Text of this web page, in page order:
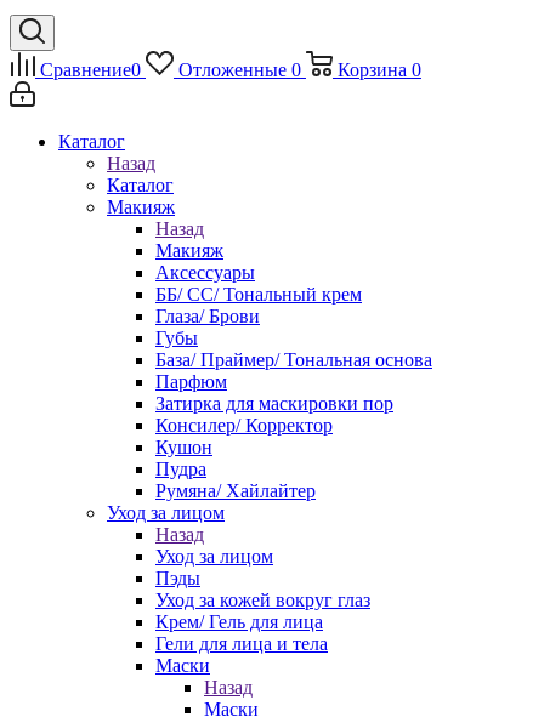
Сравнение0 Отложенные 0 Корзина 0
Каталог
Назад
Каталог
Макияж
Назад
Макияж
Аксессуары
ББ/ СС/ Тональный крем
Глаза/ Брови
Губы
База/ Праймер/ Тональная основа
Парфюм
Затирка для маскировки пор
Консилер/ Корректор
Кушон
Пудра
Румяна/ Хайлайтер
Уход за лицом
Назад
Уход за лицом
Пэды
Уход за кожей вокруг глаз
Крем/ Гель для лица
Гели для лица и тела
Маски
Назад
Маски